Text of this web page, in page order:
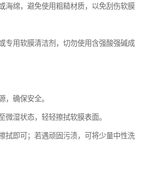
海绵，避免使用粗糙材质，以免刮伤软膜
专用软膜清洁剂，切勿使用含强酸强碱成
，确保安全。
微湿状态，轻轻擦拭软膜表面。
拭即可；若遇顽固污渍，可将少量中性洗